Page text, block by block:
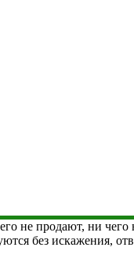
не продают, ни
без искажения,